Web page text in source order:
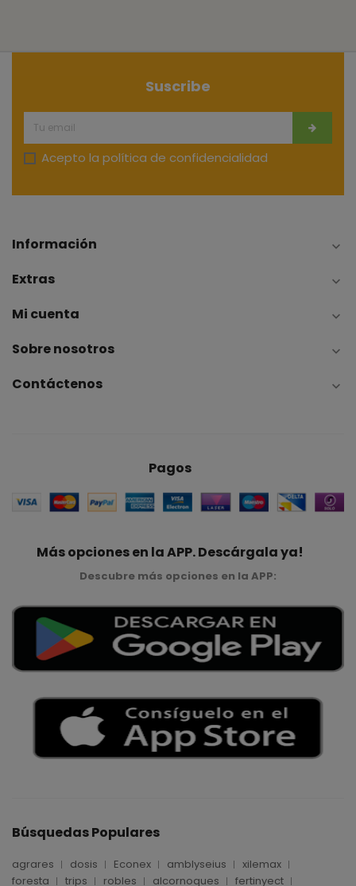
Suscribe
Acepto la política de confidencialidad
Información 
Extras 
Mi cuenta 
Sobre nosotros 
Contáctenos 
Pagos
Más opciones en la APP. Descárgala ya!
Descubre más opciones en la APP:
Búsquedas Populares
agrares dosis Econex amblyseius
xilemax
foresta
trips robles alcornoques fertinyect